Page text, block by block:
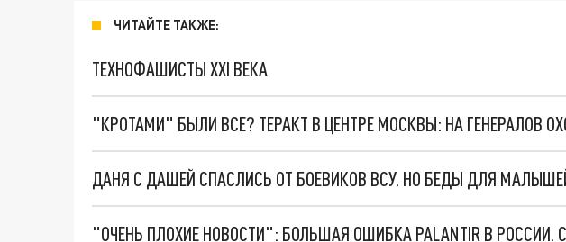
ЧИТАЙТЕ ТАКЖЕ:
ТЕХНОФАШИСТЫ XXI ВЕКА
"КРОТАМИ" БЫЛИ ВСЕ? ТЕРАКТ В ЦЕНТРЕ МОСКВЫ: НА ГЕНЕРАЛОВ
ДАНЯ С ДАШЕЙ СПАСЛИСЬ ОТ БОЕВИКОВ ВСУ. НО БЕДЫ ДЛЯ